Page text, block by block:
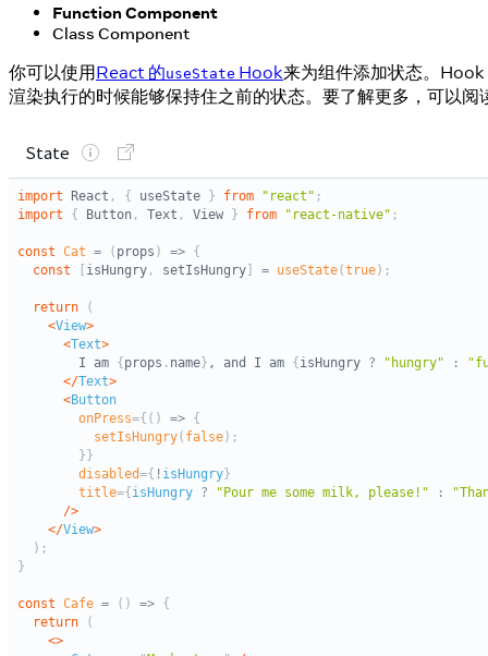
Function Component
Class Component
你可以使用React 的useState Hook来为组件添加状态。
渲染执行的时候能够保持住之前的状态。要了解更多，可以阅